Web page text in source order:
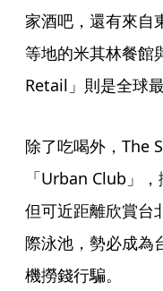
家酒吧，還有來自
等地的米其林餐館
Retail」則是全球
除了吃喝外，The
「Urban Club」
但可近距離欣賞台
際泳池，勢必成為
機撈錢行騙。